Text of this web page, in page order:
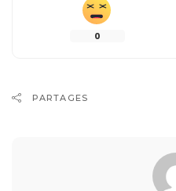
0
PARTAGES